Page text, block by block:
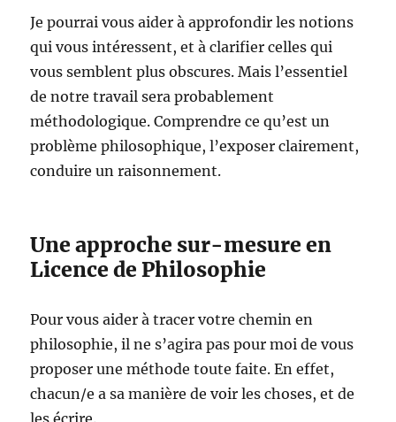
Je pourrai vous aider à approfondir les notions
qui vous intéressent, et à clarifier celles qui
vous semblent plus obscures. Mais l’essentiel
de notre travail sera probablement
méthodologique. Comprendre ce qu’est un
problème philosophique, l’exposer clairement,
conduire un raisonnement.
Une approche sur-mesure en
Licence de Philosophie
Pour vous aider à tracer votre chemin en
philosophie, il ne s’agira pas pour moi de vous
proposer une méthode toute faite. En effet,
chacun/e a sa manière de voir les choses, et de
les écrire.